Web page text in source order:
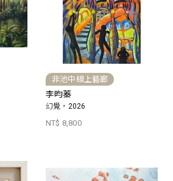
非池中線上藝廊
李昀蓁
幻覺，2026
NT$ 8,800